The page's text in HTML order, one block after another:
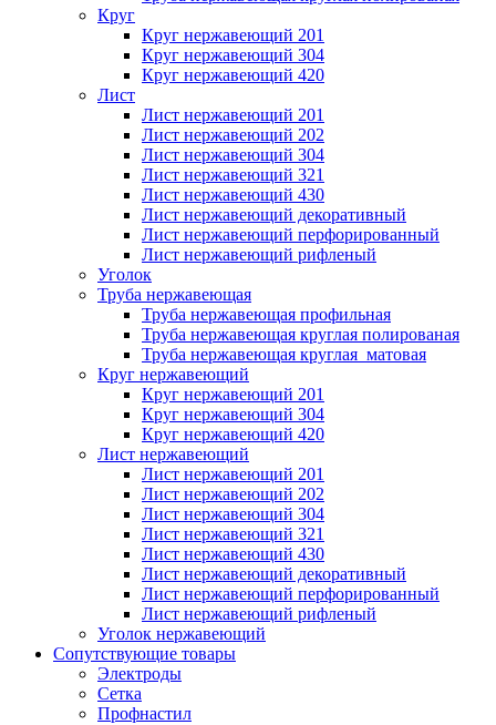
Круг
Круг нержавеющий 201
Круг нержавеющий 304
Круг нержавеющий 420
Лист
Лист нержавеющий 201
Лист нержавеющий 202
Лист нержавеющий 304
Лист нержавеющий 321
Лист нержавеющий 430
Лист нержавеющий декоративный
Лист нержавеющий перфорированный
Лист нержавеющий рифленый
Уголок
Труба нержавеющая
Труба нержавеющая профильная
Труба нержавеющая круглая полированая
Труба нержавеющая круглая матовая
Круг нержавеющий
Круг нержавеющий 201
Круг нержавеющий 304
Круг нержавеющий 420
Лист нержавеющий
Лист нержавеющий 201
Лист нержавеющий 202
Лист нержавеющий 304
Лист нержавеющий 321
Лист нержавеющий 430
Лист нержавеющий декоративный
Лист нержавеющий перфорированный
Лист нержавеющий рифленый
Уголок нержавеющий
Cопутствующие товары
Электроды
Сетка
Профнастил